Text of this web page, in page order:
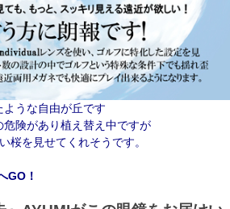
うな自由が丘です
険があり植え替え中ですが
桜を見せてくれそうです。
GO！